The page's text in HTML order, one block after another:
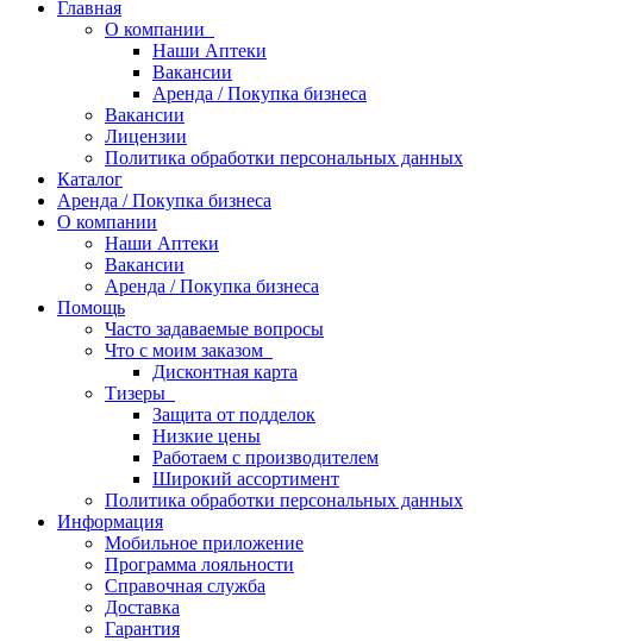
Главная
О компании
Наши Аптеки
Вакансии
Аренда / Покупка бизнеса
Вакансии
Лицензии
Политика обработки персональных данных
Каталог
Аренда / Покупка бизнеса
О компании
Наши Аптеки
Вакансии
Аренда / Покупка бизнеса
Помощь
Часто задаваемые вопросы
Что с моим заказом
Дисконтная карта
Тизеры
Защита от подделок
Низкие цены
Работаем с производителем
Широкий ассортимент
Политика обработки персональных данных
Информация
Мобильное приложение
Программа лояльности
Справочная служба
Доставка
Гарантия